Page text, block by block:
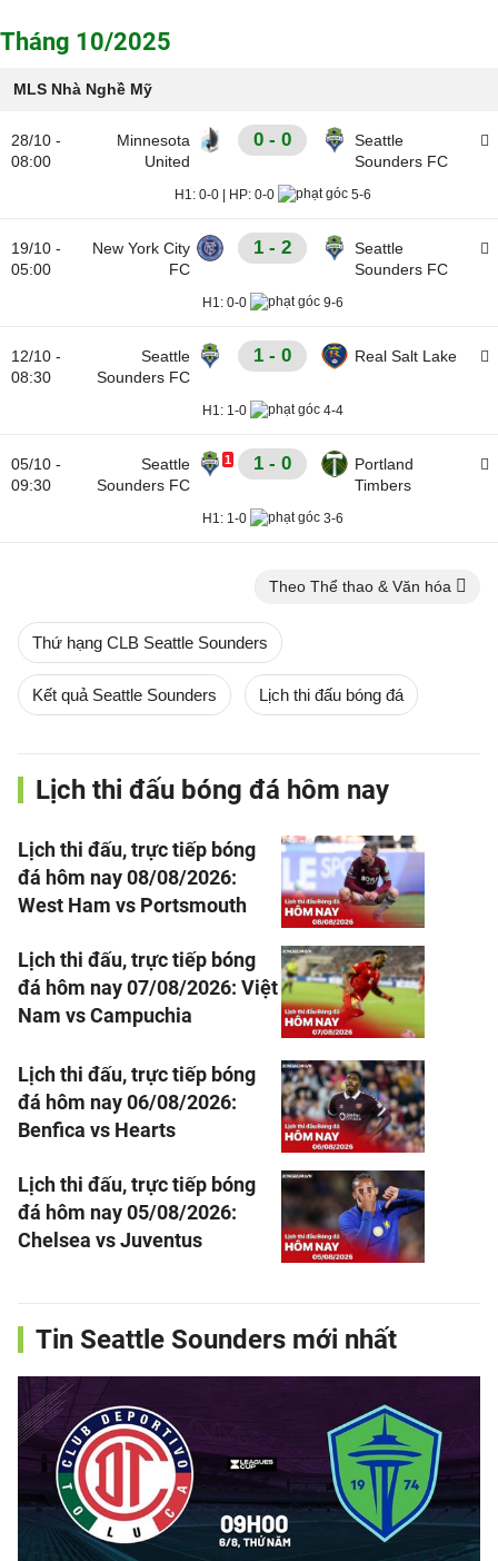
Tháng 10/2025
MLS Nhà Nghề Mỹ
28/10 -
08:00
Minnesota
United
0 - 0
Seattle
Sounders FC
H1: 0-0 HP: 0-0 5-6
19/10 -
05:00
New York City
FC
1 - 2
Seattle
Sounders FC
H1: 0-0 9-6
12/10 -
08:30
Seattle
Sounders FC
1 - 0 Real Salt Lake
H1: 1-0 4-4
05/10 -
09:30
Seattle
Sounders FC
1 1 - 0
Portland
Timbers
H1: 1-0 3-6
Theo Thể thao & Văn hóa
Thứ hạng CLB Seattle Sounders
Kết quả Seattle Sounders Lịch thi đấu bóng đá
Lịch thi đấu bóng đá hôm nay
Lịch thi đấu, trực tiếp bóng
đá hôm nay 08/08/2026:
West Ham vs Portsmouth
Lịch thi đấu, trực tiếp bóng
đá hôm nay 07/08/2026: Việt
Nam vs Campuchia
Lịch thi đấu, trực tiếp bóng
đá hôm nay 06/08/2026:
Benfica vs Hearts
Lịch thi đấu, trực tiếp bóng
đá hôm nay 05/08/2026:
Chelsea vs Juventus
Tin Seattle Sounders mới nhất